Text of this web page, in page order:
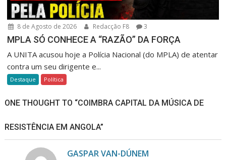
8 de Agosto de 2026 Redacção F8 3
MPLA SÓ CONHECE A “RAZÃO” DA FORÇA
A UNITA acusou hoje a Polícia Nacional (do MPLA) de atentar
contra um seu dirigente e...
Destaque Política
ONE THOUGHT TO “COIMBRA CAPITAL DA MÚSICA DE
RESISTÊNCIA EM ANGOLA”
GASPAR VAN-DÚNEM